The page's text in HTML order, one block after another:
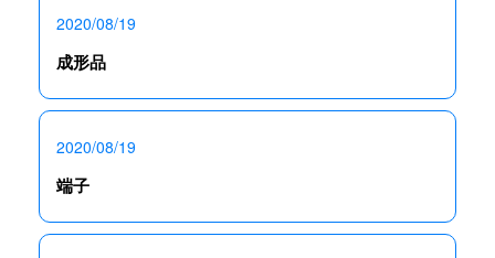
2020/08/19
成形品
2020/08/19
端子